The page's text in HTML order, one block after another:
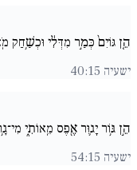
הֵ֚ן גּוֹיִם֙ כְּמַ֣ר מִדְּלִ֔י וּכְשַׁ֥חַק
ישעיה 40:15
הֵ֣ן גּ֥וֹר יָג֛וּר אֶ֖פֶס מֵֽאוֹתִ֑י
ישעיה 54:15